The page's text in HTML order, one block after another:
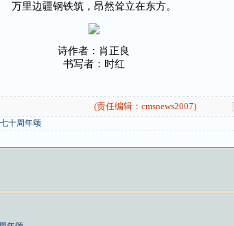
万里边疆钢铁筑，昂然耸立在东方。
诗作者：肖正良
书写者：时红
(责任编辑：cmsnews2007)
十周年颂